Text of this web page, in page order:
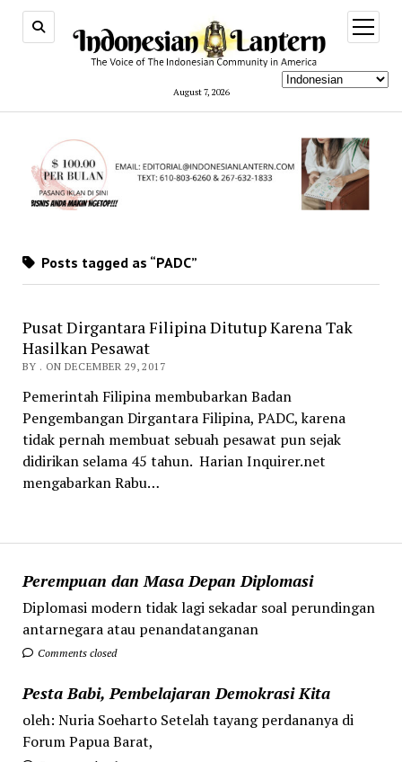
August 7, 2026
open
menu
Perempuan dan Masa Depan Diplomasi
Diplomasi modern tidak lagi sekadar soal perundingan
antarnegara atau penandatanganan
Comments closed
Pesta Babi, Pembelajaran Demokrasi Kita
oleh: Nuria Soeharto Setelah tayang perdananya di
Forum Papua Barat,
Posts tagged as “PADC”
Pusat Dirgantara Filipina Ditutup Karena Tak
Hasilkan Pesawat
BY . ON DECEMBER 29, 2017
Pemerintah Filipina membubarkan Badan
Pengembangan Dirgantara Filipina, PADC, karena
tidak pernah membuat sebuah pesawat pun sejak
didirikan selama 45 tahun. Harian Inquirer.net
mengabarkan Rabu…